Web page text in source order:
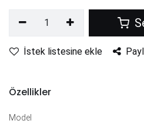
İstek listesine ekle
Özellikler
Model